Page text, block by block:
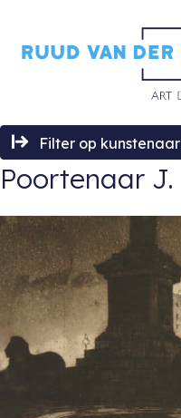
Filter op kunstenaar
Poortenaar J.